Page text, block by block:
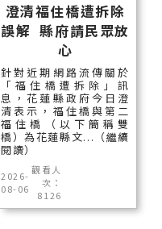
澄清福住橋遭拆除
誤解 縣府請民眾放
心
針對近期網路流傳關於
「福住橋遭拆除」訊
息，花蓮縣政府今日澄
清表示，福住橋與第二
福住橋（以下簡稱雙
橋）為花蓮縣文...（繼續
閱讀）
2026-
08-06
觀看人
次：
8126